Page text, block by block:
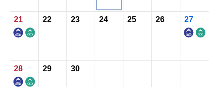
21 22 23 24 25 26 27
28 29 30